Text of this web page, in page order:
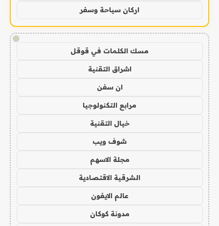
اركان سياحة وسفر
!
مسك الكلمات في قوقل
اشراق التقنية
ان سفن
مرابع التكنولوجيا
خيال التقنية
شوف ويب
مجلة الاسهم
الشرقية الاقتصادية
عالم الايفون
مدونة كوكان